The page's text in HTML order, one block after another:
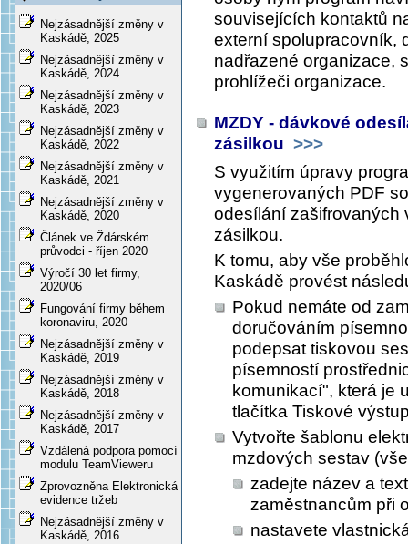
Nejzásadnější změny v
Kaskádě, 2025
Nejzásadnější změny v
Kaskádě, 2024
Nejzásadnější změny v
Kaskádě, 2023
Nejzásadnější změny v
Kaskádě, 2022
Nejzásadnější změny v
Kaskádě, 2021
Nejzásadnější změny v
Kaskádě, 2020
Článek ve Ždárském
průvodci - říjen 2020
Výročí 30 let firmy,
2020/06
Fungování firmy během
koronaviru, 2020
Nejzásadnější změny v
Kaskádě, 2019
Nejzásadnější změny v
Kaskádě, 2018
Nejzásadnější změny v
Kaskádě, 2017
Vzdálená podpora pomocí
modulu TeamVieweru
Zprovozněna Elektronická
evidence tržeb
Nejzásadnější změny v
Kaskádě, 2016
souvisejících kontaktů
externí spolupracovník,
nadřazené organizace,
prohlížeči organizace.
MZDY - dávkové
zásilkou >>>
S využitím úpravy
vygenerovaných PDF
odesílání zašifrovaných
zásilkou.
K tomu, aby vše
Kaskádě provést
Pokud nemáte od
doručováním
podepsat tiskovou
písemností
komunikací", která je
tlačítka Tiskové
Vytvořte šablonu
mzdových sestav
zadejte název a
zaměstnancům při
nastavete